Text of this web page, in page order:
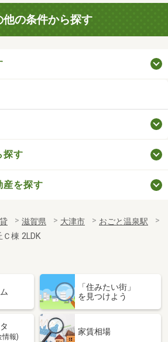
他の条件から探す
探す
産を探す
滋賀県 大津市
おごと温泉駅
Ｃ棟 2LDK
「住みたい街」
を見つけよう
情報)
家賃相場